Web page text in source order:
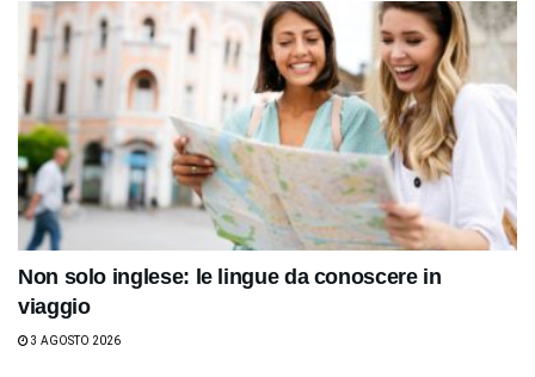
Non solo inglese: le lingue da conoscere in
viaggio
3 AGOSTO 2026